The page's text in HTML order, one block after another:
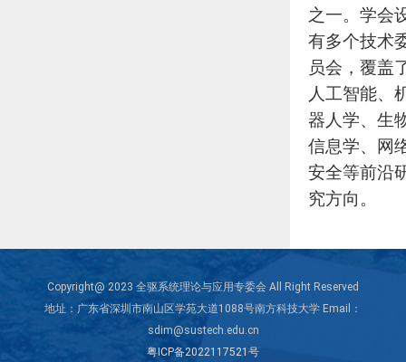
之一。学会
有多个技术
员会，覆盖
人工智能、
器人学、生
信息学、网
安全等前沿
究方向。
Copyright@ 2023 全驱系统理论与应用专委会 All Right Reserved
地址：广东省深圳市南山区学苑大道1088号南方科技大学 Email：
sdim@sustech.edu.cn
粤ICP备2022117521号